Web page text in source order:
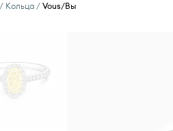
Кольца Vous/Вы